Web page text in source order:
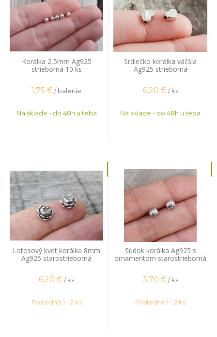
Korálka 2,5mm Ag925
strieborná 10 ks
1,75 €/ balenie
Na sklade - do 48h u teba
Srdiečko korálka väčšia
Ag925 strieborná
6,20 € / ks
Na sklade - do 48h u teba
Lotosový kvet korálka 8mm
Ag925 starostrieborná
6,20 €/ ks
Posledné 1 - 2 ks
Súdok korálka Ag925 s
ornamentom starostrieborná
3,70 €/ ks
Posledné 1 - 2 ks